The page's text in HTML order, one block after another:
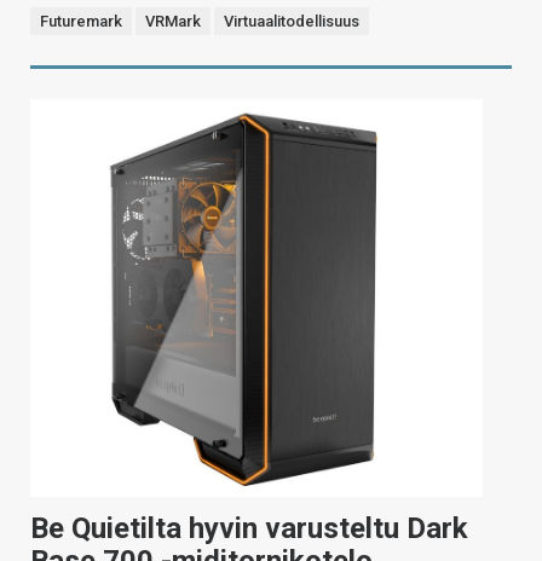
Futuremark VRMark Virtuaalitodellisuus
Be Quietilta hyvin varusteltu Dark